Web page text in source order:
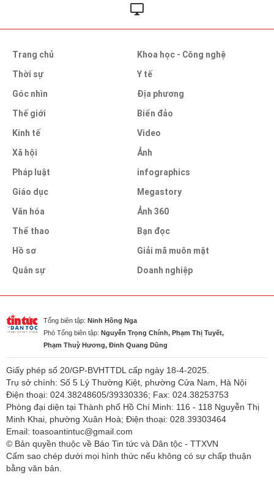
Trang chủ
Thời sự
Góc nhìn
Thế giới
Kinh tế
Xã hội
Pháp luật
Giáo dục
Văn hóa
Thể thao
Hồ sơ
Quân sự
Khoa học - Công nghệ
Y tế
Địa phương
Biển đảo
Video
Ảnh
infographics
Megastory
Ảnh 360
Bạn đọc
Giải mã muôn mặt
Doanh nghiệp
Tổng biên tập: Ninh Hồng Nga
Phó Tổng biên tập: Nguyễn Trọng Chính, Phạm Thị Tuyết,
Phạm Thuỳ Hương, Đinh Quang Dũng
Giấy phép số 20/GP-BVHTTDL cấp ngày 18-4-2025.
Trụ sở chính: Số 5 Lý Thường Kiệt, phường Cửa Nam, Hà Nội
Điện thoại: 024.38248605/39330336; Fax: 024.38253753
Phòng đại diện tại Thành phố Hồ Chí Minh: 116 - 118 Nguyễn Thị
Minh Khai, phường Xuân Hoà; Điện thoại: 028.39303464
Email: toasoantintuc@gmail.com
© Bản quyền thuộc về Báo Tin tức và Dân tộc - TTXVN
Cấm sao chép dưới mọi hình thức nếu không có sự chấp thuận
bằng văn bản.